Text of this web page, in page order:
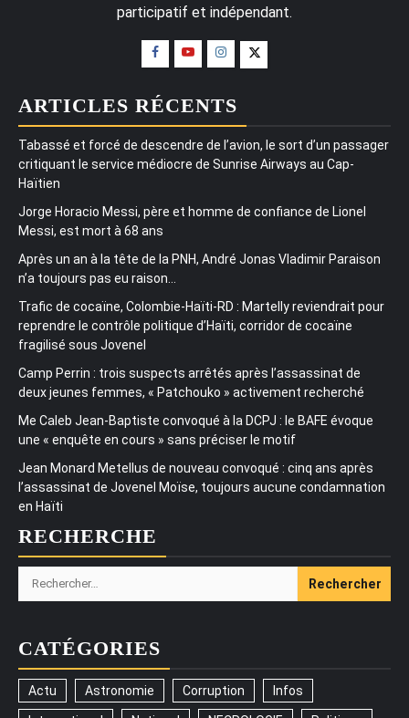
participatif et indépendant.
ARTICLES RÉCENTS
Tabassé et forcé de descendre de l’avion, le sort d’un passager
critiquant le service médiocre de Sunrise Airways au Cap-
Haïtien
Jorge Horacio Messi, père et homme de confiance de Lionel
Messi, est mort à 68 ans
Après un an à la tête de la PNH, André Jonas Vladimir Paraison
n’a toujours pas eu raison…
Trafic de cocaïne, Colombie-Haïti-RD : Martelly reviendrait pour
reprendre le contrôle politique d’Haïti, corridor de cocaïne
fragilisé sous Jovenel
Camp Perrin : trois suspects arrêtés après l’assassinat de
deux jeunes femmes, « Patchouko » activement recherché
Me Caleb Jean-Baptiste convoqué à la DCPJ : le BAFE évoque
une « enquête en cours » sans préciser le motif
Jean Monard Metellus de nouveau convoqué : cinq ans après
l’assassinat de Jovenel Moïse, toujours aucune condamnation
en Haïti
RECHERCHE
Rechercher :
CATÉGORIES
Actu Astronomie Corruption Infos